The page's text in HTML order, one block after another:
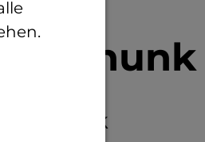
Schunk
Technik